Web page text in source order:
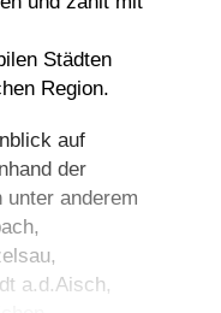
Städten
Region.
auf
der
anderem
,
,
a.d.Aisch,